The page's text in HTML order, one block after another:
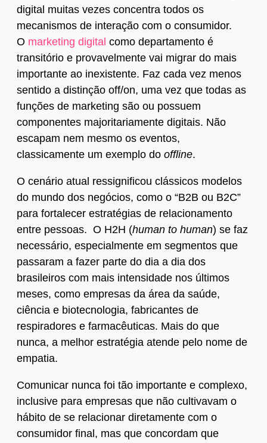
digital muitas vezes concentra todos os
mecanismos de interação com o consumidor.
O marketing digital como departamento é
transitório e provavelmente vai migrar do mais
importante ao inexistente. Faz cada vez menos
sentido a distinção off/on, uma vez que todas as
funções de marketing são ou possuem
componentes majoritariamente digitais. Não
escapam nem mesmo os eventos,
classicamente um exemplo do offline.
O cenário atual ressignificou clássicos modelos
do mundo dos negócios, como o “B2B ou B2C”
para fortalecer estratégias de relacionamento
entre pessoas. O H2H (human to human) se faz
necessário, especialmente em segmentos que
passaram a fazer parte do dia a dia dos
brasileiros com mais intensidade nos últimos
meses, como empresas da área da saúde,
ciência e biotecnologia, fabricantes de
respiradores e farmacêuticas. Mais do que
nunca, a melhor estratégia atende pelo nome de
empatia.
Comunicar nunca foi tão importante e complexo,
inclusive para empresas que não cultivavam o
hábito de se relacionar diretamente com o
consumidor final, mas que concordam que